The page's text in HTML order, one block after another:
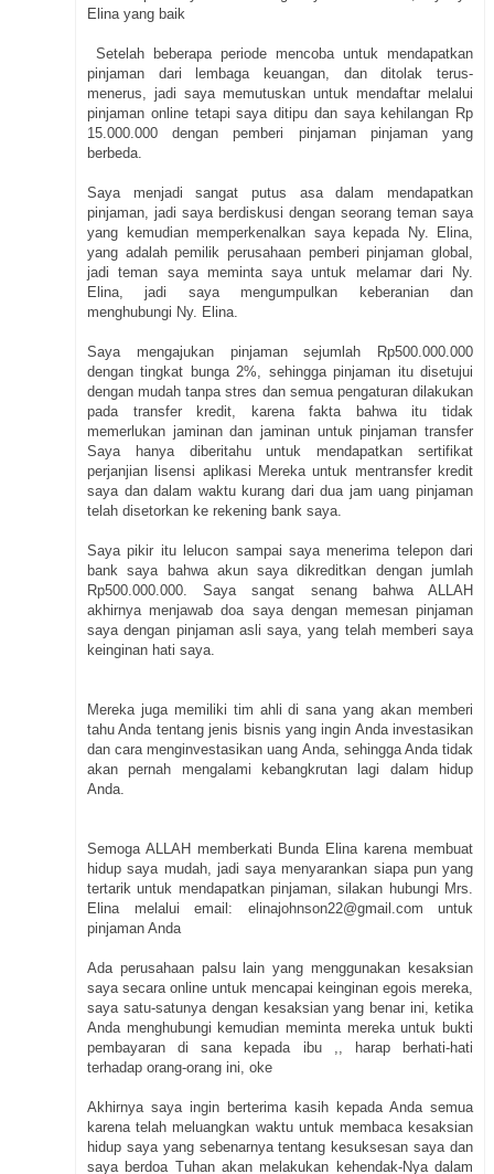
Elina yang baik
Setelah beberapa periode mencoba untuk mendapatkan
pinjaman dari lembaga keuangan, dan ditolak terus-
menerus, jadi saya memutuskan untuk mendaftar melalui
pinjaman online tetapi saya ditipu dan saya kehilangan Rp
15.000.000 dengan pemberi pinjaman pinjaman yang
berbeda.
Saya menjadi sangat putus asa dalam mendapatkan
pinjaman, jadi saya berdiskusi dengan seorang teman saya
yang kemudian memperkenalkan saya kepada Ny. Elina,
yang adalah pemilik perusahaan pemberi pinjaman global,
jadi teman saya meminta saya untuk melamar dari Ny.
Elina, jadi saya mengumpulkan keberanian dan
menghubungi Ny. Elina.
Saya mengajukan pinjaman sejumlah Rp500.000.000
dengan tingkat bunga 2%, sehingga pinjaman itu disetujui
dengan mudah tanpa stres dan semua pengaturan dilakukan
pada transfer kredit, karena fakta bahwa itu tidak
memerlukan jaminan dan jaminan untuk pinjaman transfer
Saya hanya diberitahu untuk mendapatkan sertifikat
perjanjian lisensi aplikasi Mereka untuk mentransfer kredit
saya dan dalam waktu kurang dari dua jam uang pinjaman
telah disetorkan ke rekening bank saya.
Saya pikir itu lelucon sampai saya menerima telepon dari
bank saya bahwa akun saya dikreditkan dengan jumlah
Rp500.000.000. Saya sangat senang bahwa ALLAH
akhirnya menjawab doa saya dengan memesan pinjaman
saya dengan pinjaman asli saya, yang telah memberi saya
keinginan hati saya.
Mereka juga memiliki tim ahli di sana yang akan memberi
tahu Anda tentang jenis bisnis yang ingin Anda investasikan
dan cara menginvestasikan uang Anda, sehingga Anda tidak
akan pernah mengalami kebangkrutan lagi dalam hidup
Anda.
Semoga ALLAH memberkati Bunda Elina karena membuat
hidup saya mudah, jadi saya menyarankan siapa pun yang
tertarik untuk mendapatkan pinjaman, silakan hubungi Mrs.
Elina melalui email: elinajohnson22@gmail.com untuk
pinjaman Anda
Ada perusahaan palsu lain yang menggunakan kesaksian
saya secara online untuk mencapai keinginan egois mereka,
saya satu-satunya dengan kesaksian yang benar ini, ketika
Anda menghubungi kemudian meminta mereka untuk bukti
pembayaran di sana kepada ibu ,, harap berhati-hati
terhadap orang-orang ini, oke
Akhirnya saya ingin berterima kasih kepada Anda semua
karena telah meluangkan waktu untuk membaca kesaksian
hidup saya yang sebenarnya tentang kesuksesan saya dan
saya berdoa Tuhan akan melakukan kehendak-Nya dalam